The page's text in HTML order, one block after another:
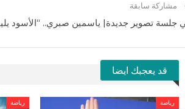
مشاركة سابقة
جلسة تصوير جديدة| ياسمين صبري.. “الأسود
قد يعجبك ايضا
رياضة رياضة